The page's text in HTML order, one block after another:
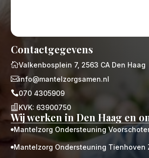
Contactgegevens
Valkenbosplein 7, 2563 CA Den Haag
info@mantelzorgsamen.nl
070 4305909
 KVK: 63900750
Wij werken in Den Haag en
 Mantelzorg Ondersteuning
 Mantelzorg Ondersteuning Tienhoven